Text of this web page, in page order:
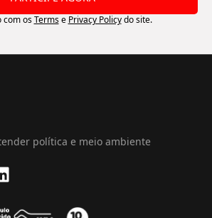
com osTermse Privacy Policydo site.
política e meio ambiente